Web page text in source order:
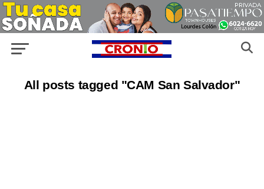
All posts tagged "CAM San Salvador"